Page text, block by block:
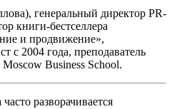
генеральный директор PR-
книги-бестселлера
и продвижение»,
с 2004 года, преподаватель
Business School.
разворачивается